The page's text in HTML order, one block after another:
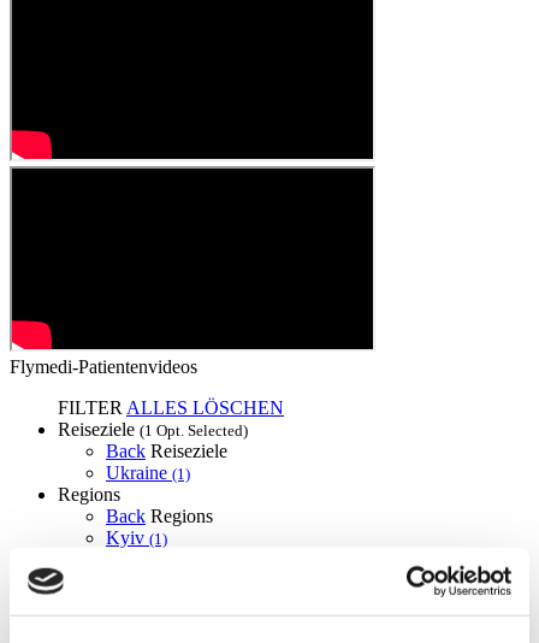
Flymedi-Patientenvideos
FILTER ALLES LÖSCHEN
Reiseziele (1 Opt. Selected)
Back Reiseziele
Ukraine (1)
Regions
Back Regions
Kyiv (1)
Flymedi
TÜRSAB – Transaktionen auf flymedi.com werden von